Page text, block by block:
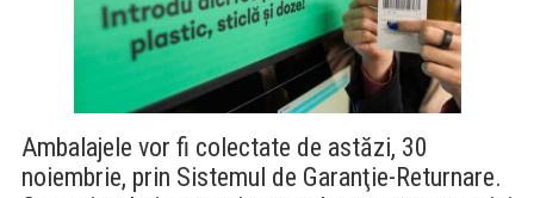
Ambalajele vor fi colectate de astăzi, 30
noiembrie, prin Sistemul de Garanţie-Returnare.